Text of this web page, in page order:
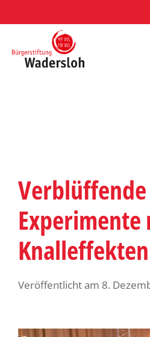
Inhalt
Verblüffende
Knalleffekten
Veröffentlicht am 8.